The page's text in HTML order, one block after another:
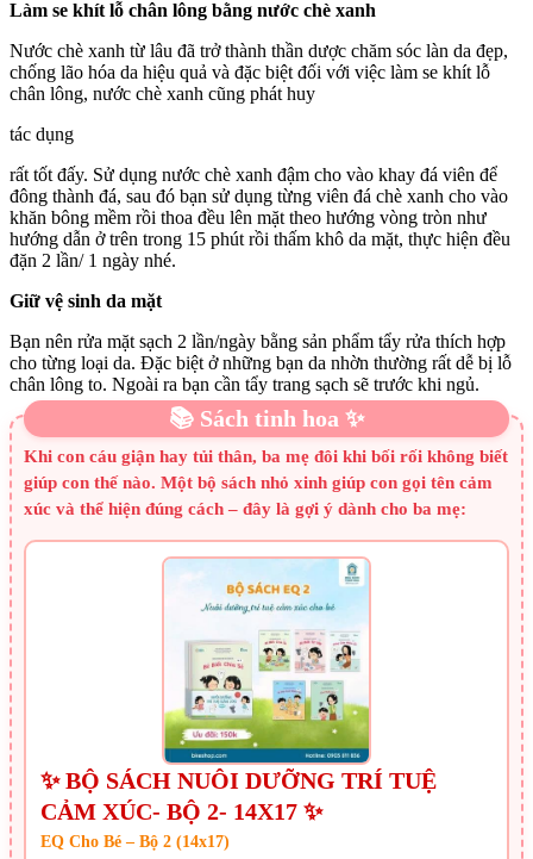
Làm se khít lỗ chân lông bằng nước chè xanh
Nước chè xanh từ lâu đã trở thành thần dược chăm sóc làn da đẹp,
chống lão hóa da hiệu quả và đặc biệt đối với việc làm se khít lỗ
chân lông, nước chè xanh cũng phát huy
tác dụng
rất tốt đấy. Sử dụng nước chè xanh đậm cho vào khay đá viên để
đông thành đá, sau đó bạn sử dụng từng viên đá chè xanh cho vào
khăn bông mềm rồi thoa đều lên mặt theo hướng vòng tròn như
hướng dẫn ở trên trong 15 phút rồi thấm khô da mặt, thực hiện đều
đặn 2 lần/ 1 ngày nhé.
Giữ vệ sinh da mặt
Bạn nên rửa mặt sạch 2 lần/ngày bằng sản phẩm tẩy rửa thích hợp
cho từng loại da. Đặc biệt ở những bạn da nhờn thường rất dễ bị lỗ
chân lông to. Ngoài ra bạn cần tẩy trang sạch sẽ trước khi ngủ.
📚 Sách tinh hoa ✨
Khi con cáu giận hay tủi thân, ba mẹ đôi khi bối rối không biết
giúp con thế nào. Một bộ sách nhỏ xinh giúp con gọi tên cảm
xúc và thể hiện đúng cách – đây là gợi ý dành cho ba mẹ:
✨ BỘ SÁCH NUÔI DƯỠNG TRÍ TUỆ
CẢM XÚC- BỘ 2- 14X17 ✨
EQ Cho Bé – Bộ 2 (14x17)